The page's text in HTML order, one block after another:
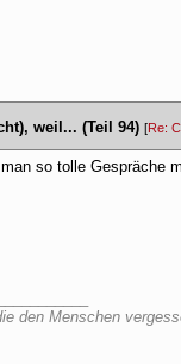
weil... (Teil 94) [Re:
so tolle Gespräche
den Menschen